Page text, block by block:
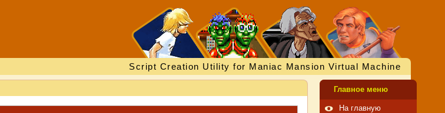
Script Creation Utility for Maniac Mansion Virtual Machine
Главное меню
На главную